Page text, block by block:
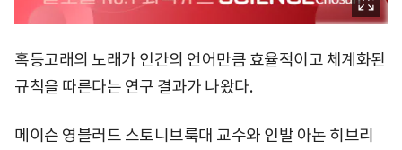
혹등고래의 노래가 인간의 언어만큼 효율적이고 체계화된
규칙을 따른다는 연구 결과가 나왔다.
메이슨 영블러드 스토니브룩대 교수와 인발 아논 히브리